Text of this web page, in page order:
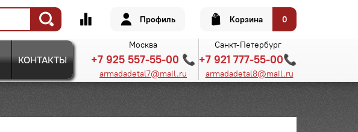
Профиль Корзина 0
КОНТАКТЫ
Москва Санкт-Петербург
+7 925 557-55-00 📞 +7 921 777-55-00📞
armadadetal7@mail.ru armadadetal8@mail.ru